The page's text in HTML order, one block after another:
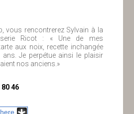
vous rencontrerez Sylvain à la
Ricot : « Une de mes
aux noix, recette inchangée
Je perpétue ainsi le plaisir
nos anciens.»
46